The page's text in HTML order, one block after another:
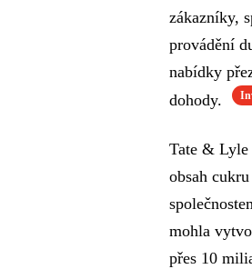
zákazníky,
provádění
nabídky
dohody.
Tate & Lyle
obsah
mohla
přes 10